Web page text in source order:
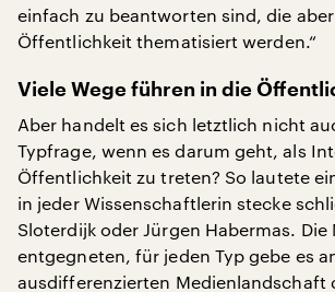
einfach zu beantworten sind, die
Öffentlichkeit thematisiert werden.“
Viele Wege führen in die
Aber handelt es sich letztlich nicht
Typfrage, wenn es darum geht, als
Öffentlichkeit zu treten? So lautete
in jeder Wissenschaftlerin stecke
Sloterdijk oder Jürgen Habermas.
entgegneten, für jeden Typ gebe es
ausdifferenzierten Medienlandschaft